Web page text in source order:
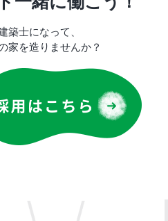
築士になって、
家を造りませんか？